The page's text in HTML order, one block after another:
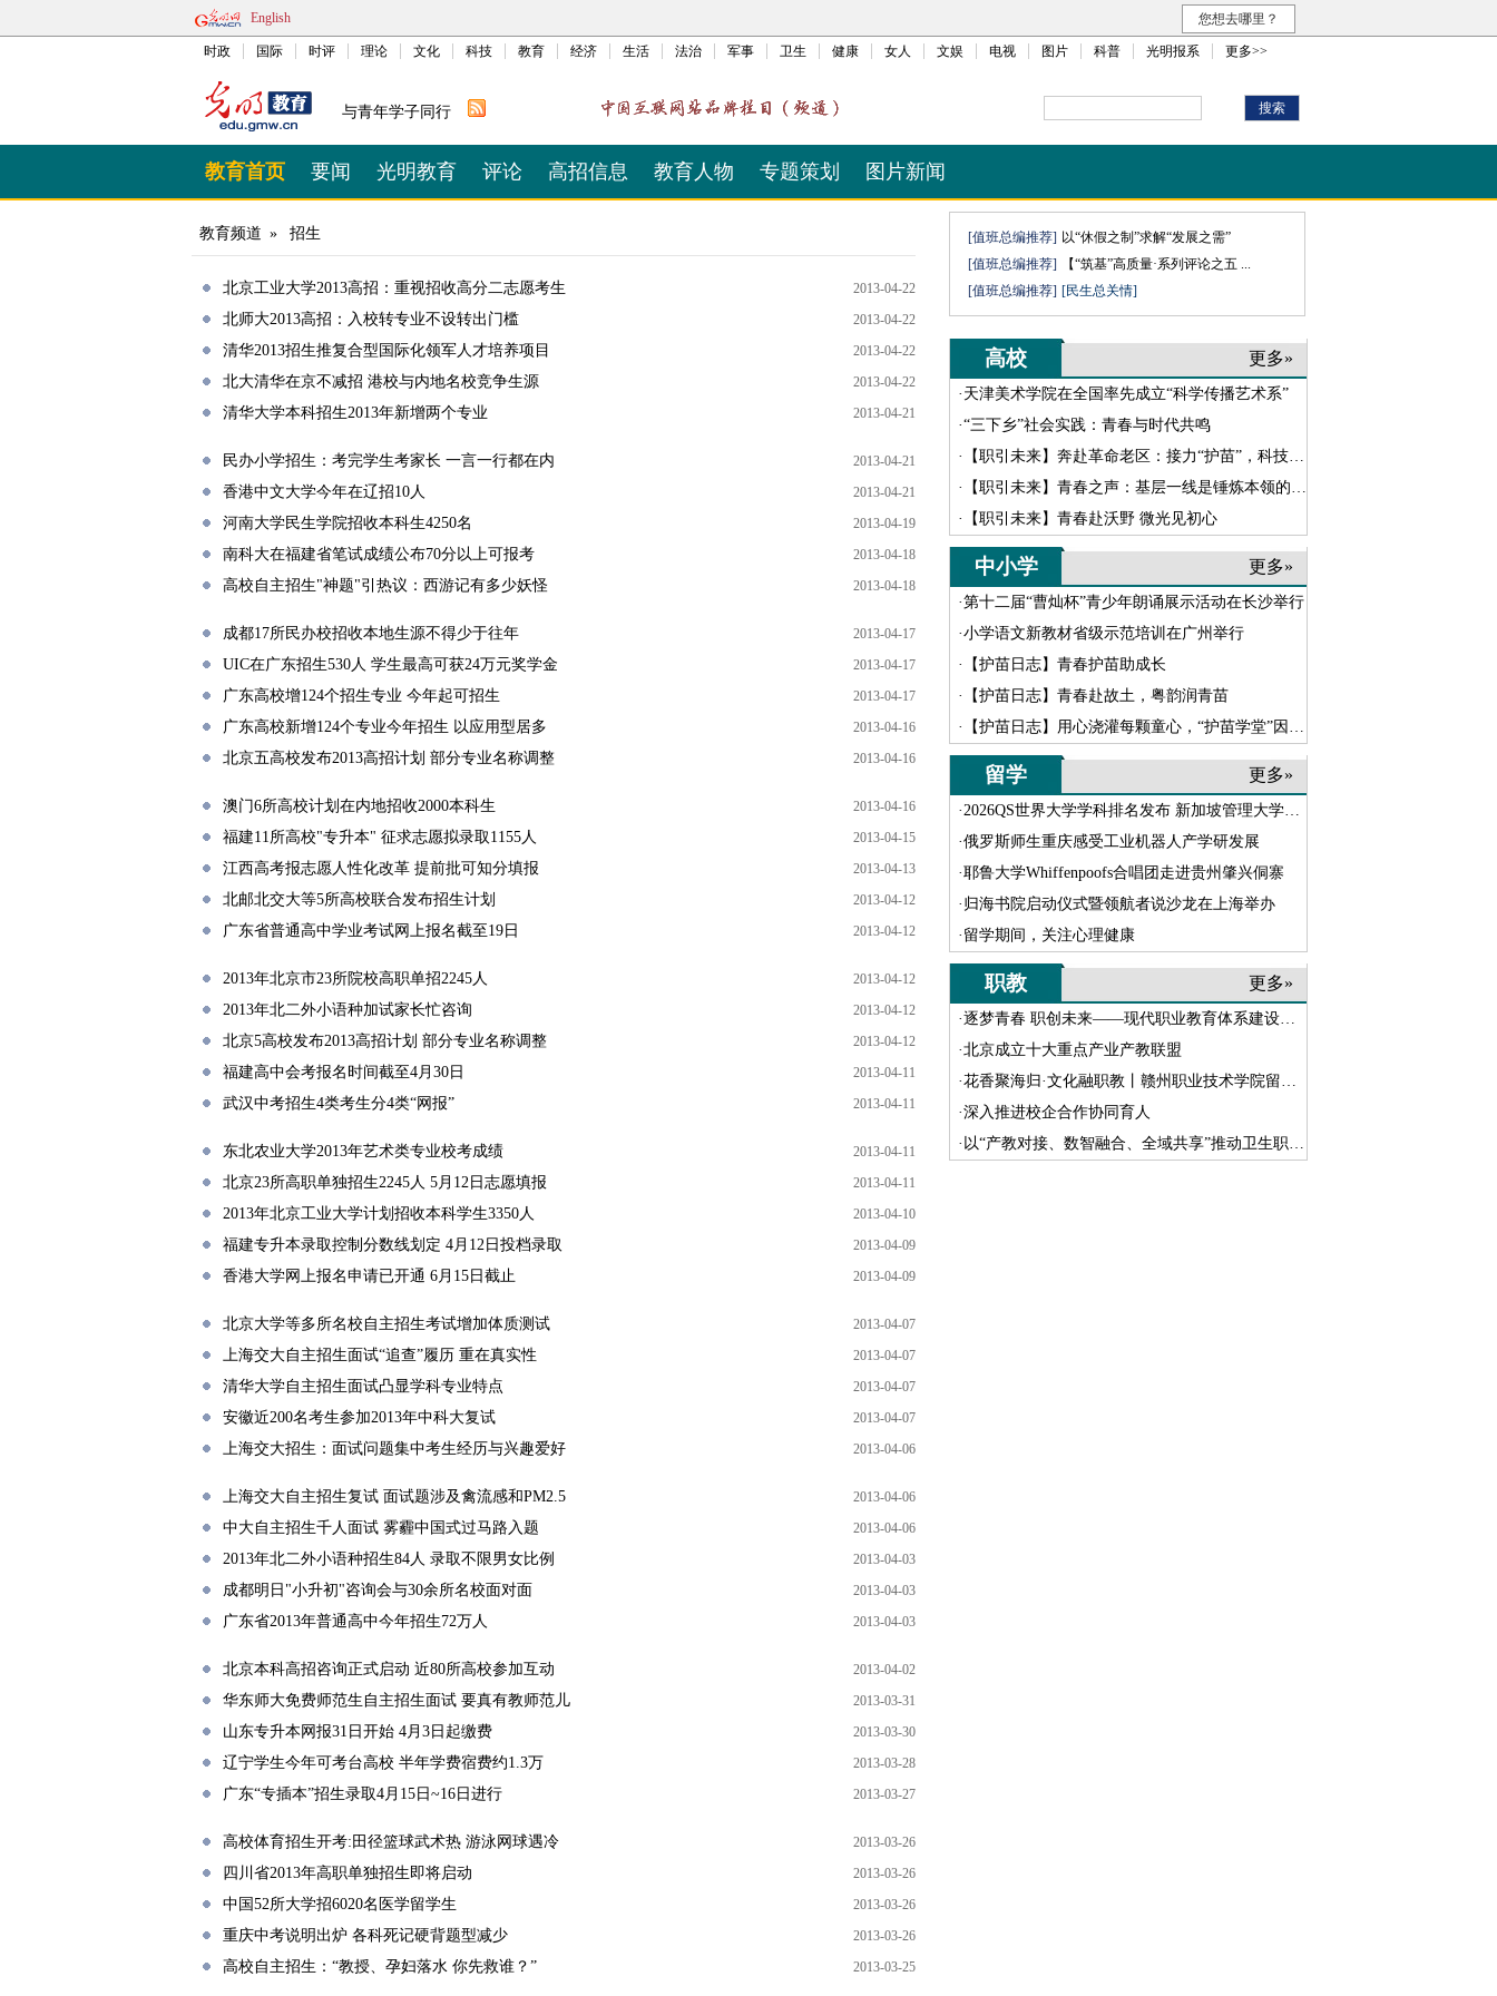
English 您想去哪里？
时政 国际 时评 理论 文化 科技 教育 经济 生活 法治 军事 卫生 健康 女人 文娱 电视 图片 科普 光明报系 更多>>
与青年学子同行
教育首页 要闻 光明教育 评论 高招信息 教育人物 专题策划 图片新闻
教育频道 » 招生
北京工业大学2013高招：重视招收高分二志愿考生 2013-04-22
北师大2013高招：入校转专业不设转出门槛 2013-04-22
清华2013招生推复合型国际化领军人才培养项目 2013-04-22
北大清华在京不减招 港校与内地名校竞争生源 2013-04-22
清华大学本科招生2013年新增两个专业 2013-04-21
民办小学招生：考完学生考家长 一言一行都在内 2013-04-21
香港中文大学今年在辽招10人 2013-04-21
河南大学民生学院招收本科生4250名 2013-04-19
南科大在福建省笔试成绩公布70分以上可报考 2013-04-18
高校自主招生"神题"引热议：西游记有多少妖怪 2013-04-18
成都17所民办校招收本地生源不得少于往年 2013-04-17
UIC在广东招生530人 学生最高可获24万元奖学金 2013-04-17
广东高校增124个招生专业 今年起可招生 2013-04-17
广东高校新增124个专业今年招生 以应用型居多 2013-04-16
北京五高校发布2013高招计划 部分专业名称调整 2013-04-16
澳门6所高校计划在内地招收2000本科生 2013-04-16
福建11所高校"专升本" 征求志愿拟录取1155人 2013-04-15
江西高考报志愿人性化改革 提前批可知分填报 2013-04-13
北邮北交大等5所高校联合发布招生计划 2013-04-12
广东省普通高中学业考试网上报名截至19日 2013-04-12
2013年北京市23所院校高职单招2245人 2013-04-12
2013年北二外小语种加试家长忙咨询 2013-04-12
北京5高校发布2013高招计划 部分专业名称调整 2013-04-12
福建高中会考报名时间截至4月30日 2013-04-11
武汉中考招生4类考生分4类“网报” 2013-04-11
东北农业大学2013年艺术类专业校考成绩 2013-04-11
北京23所高职单独招生2245人 5月12日志愿填报 2013-04-11
2013年北京工业大学计划招收本科学生3350人 2013-04-10
福建专升本录取控制分数线划定 4月12日投档录取 2013-04-09
香港大学网上报名申请已开通 6月15日截止 2013-04-09
北京大学等多所名校自主招生考试增加体质测试 2013-04-07
上海交大自主招生面试“追查”履历 重在真实性 2013-04-07
清华大学自主招生面试凸显学科专业特点 2013-04-07
安徽近200名考生参加2013年中科大复试 2013-04-07
上海交大招生：面试问题集中考生经历与兴趣爱好 2013-04-06
上海交大自主招生复试 面试题涉及禽流感和PM2.5 2013-04-06
中大自主招生千人面试 雾霾中国式过马路入题 2013-04-06
2013年北二外小语种招生84人 录取不限男女比例 2013-04-03
成都明日"小升初"咨询会与30余所名校面对面 2013-04-03
广东省2013年普通高中今年招生72万人 2013-04-03
北京本科高招咨询正式启动 近80所高校参加互动 2013-04-02
华东师大免费师范生自主招生面试 要真有教师范儿 2013-03-31
山东专升本网报31日开始 4月3日起缴费 2013-03-30
辽宁学生今年可考台高校 半年学费宿费约1.3万 2013-03-28
广东“专插本”招生录取4月15日~16日进行 2013-03-27
高校体育招生开考:田径篮球武术热 游泳网球遇冷 2013-03-26
四川省2013年高职单独招生即将启动 2013-03-26
中国52所大学招6020名医学留学生 2013-03-26
重庆中考说明出炉 各科死记硬背题型减少 2013-03-26
高校自主招生：“教授、孕妇落水 你先救谁？” 2013-03-25
[值班总编推荐] 以“休假之制”求解“发展之需”
[值班总编推荐]
【“筑基”高质量·系列评论之五 ...
[值班总编推荐] [民生总关情]
高校 更多»
· 天津美术学院在全国率先成立“科学传播艺术系”
·“三下乡”社会实践：青春与时代共鸣
·
【职引未来】奔赴革命老区：接力“护苗”，科技“助农”
·
【职引未来】青春之声：基层一线是锤炼本领的主场
·
【职引未来】青春赴沃野 微光见初心
中小学 更多»
·第十二届“曹灿杯”青少年朗诵展示活动在长沙举行
·小学语文新教材省级示范培训在广州举行
·
【护苗日志】青春护苗助成长
·
【护苗日志】青春赴故土，粤韵润青苗
·
【护苗日志】用心浇灌每颗童心，“护苗学堂”因坚守愈发温暖
留学 更多»
·2026QS世界大学学科排名发布 新加坡管理大学实力强劲跃升
·俄罗斯师生重庆感受工业机器人产学研发展
·耶鲁大学Whiffenpoofs合唱团走进贵州肇兴侗寨
· 归海书院启动仪式暨领航者说沙龙在上海举办
· 留学期间，关注心理健康
职教 更多»
·逐梦青春 职创未来——现代职业教育体系建设改革进行时
·北京成立十大重点产业产教联盟
·花香聚海归·文化融职教丨赣州职业技术学院留联会开展跨文化交流沙龙活动
·深入推进校企合作协同育人
· 以“产教对接、数智融合、全域共享”推动卫生职教数字化转型